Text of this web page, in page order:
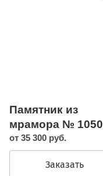
Памятник из
мрамора №
от 35 300 руб.
Заказать